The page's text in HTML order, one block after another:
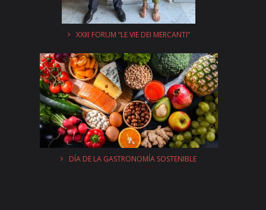
XXIII FORUM “LE VIE DEI MERCANTI”
DÍA DE LA GASTRONOMÍA SOSTENIBLE